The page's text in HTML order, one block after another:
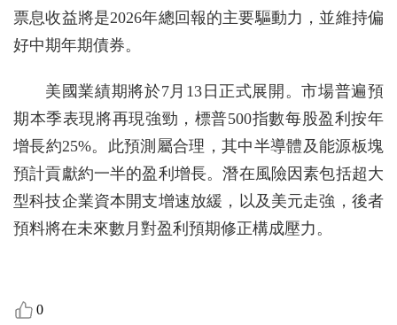
票息收益將是2026年總回報的主要驅動力，並維持偏
好中期年期債券。
美國業績期將於7月13日正式展開。市場普遍預
期本季表現將再現強勁，標普500指數每股盈利按年
增長約25%。此預測屬合理，其中半導體及能源板塊
預計貢獻約一半的盈利增長。潛在風險因素包括超大
型科技企業資本開支增速放緩，以及美元走強，後者
預料將在未來數月對盈利預期修正構成壓力。
0